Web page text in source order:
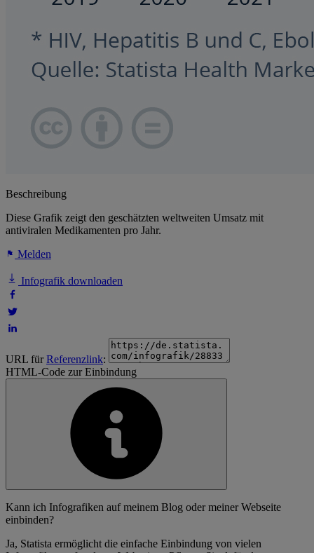
Beschreibung
Diese Grafik zeigt den geschätzten weltweiten Umsatz mit
antiviralen Medikamenten pro Jahr.
Melden
Infografik downloaden
URL fürReferenzlink:
HTML-Code zur Einbindung
Kann ich Infografiken auf meinem Blog oder meiner Webseite
einbinden?
Ja, Statista ermöglicht die einfache Einbindung von vielen